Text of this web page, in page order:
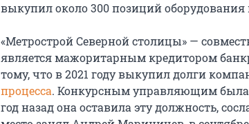
выкупил около 300 позиций оборудования
«Метрострой Северной столицы» —
является мажоритарным кредитором
тому, что в 2021 году выкупил долги
процесса. Конкурсным управляющим была
год назад она оставила эту должность,